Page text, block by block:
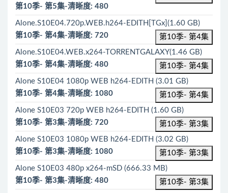
第10季- 第5集-清晰度: 480
Alone.S10E04.720p.WEB.h264-EDITH[TGx](1.60 GB)
第10季- 第4集
第10季- 第4集-清晰度: 720
Alone.S10E04.WEB.x264-TORRENTGALAXY(1.46 GB)
第10季- 第4集
第10季- 第4集-清晰度: 480
Alone S10E04 1080p WEB h264-EDITH (3.01 GB)
第10季- 第4集
第10季- 第4集-清晰度: 1080
Alone S10E03 720p WEB h264-EDITH (1.60 GB)
第10季- 第3集
第10季- 第3集-清晰度: 720
Alone S10E03 1080p WEB h264-EDITH (3.02 GB)
第10季- 第3集
第10季- 第3集-清晰度: 1080
Alone S10E03 480p x264-mSD (666.33 MB)
第10季- 第3集
第10季- 第3集-清晰度: 480